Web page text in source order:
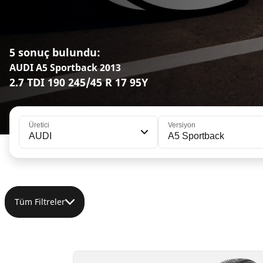
5 sonuç bulundu:
AUDI A5 Sportback 2013
2.7 TDI 190 245/45 R 17 95Y
Üretici
AUDI
Versiyon
A5 Sportback
Tüm Filtreler